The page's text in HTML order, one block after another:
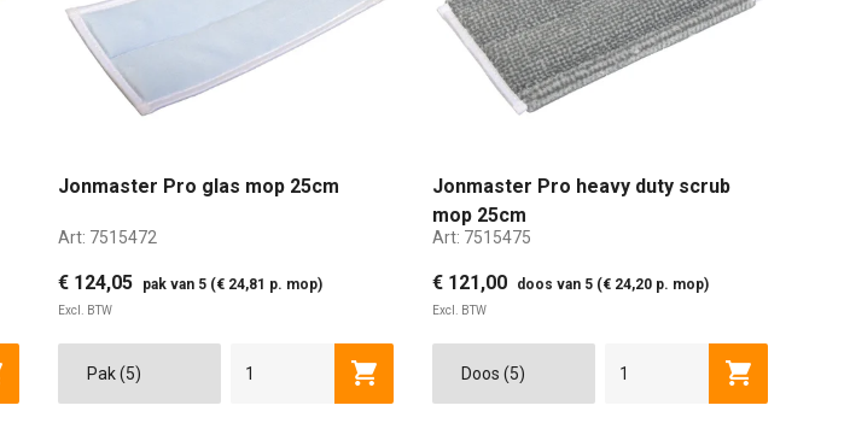
Toevoegen aan winkelwagen
Jonmaster Pro glas mop 25cm
Art: 7515472
€ 124,05 pak van 5 (€ 24,81 p. mop)
Excl. BTW
Toevoegen aan winkelwagen
Jonmaster Pro heavy duty scrub
mop 25cm
Art: 7515475
€ 121,00 doos van 5 (€ 24,20 p. mop)
Excl. BTW
25 CM 40 CM Toevoegen